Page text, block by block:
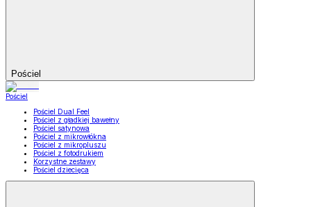
Pościel
Pościel
Pościel Dual Feel
Pościel z gładkiej bawełny
Pościel satynowa
Pościel z mikrowłókna
Pościel z mikropluszu
Pościel z fotodrukiem
Korzystne zestawy
Pościel dziecięca